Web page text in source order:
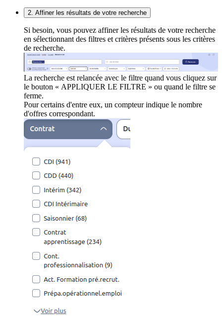
2. Affiner les résultats de votre recherche
Si besoin, vous pouvez affiner les résultats de votre recherche
en sélectionnant des filtres et critères présents sous les critères
de recherche.
La recherche est relancée avec le filtre quand vous cliquez sur
le bouton « APPLIQUER LE FILTRE » ou quand le filtre se
ferme.
Pour certains d'entre eux, un compteur indique le nombre
d'offres correspondant.